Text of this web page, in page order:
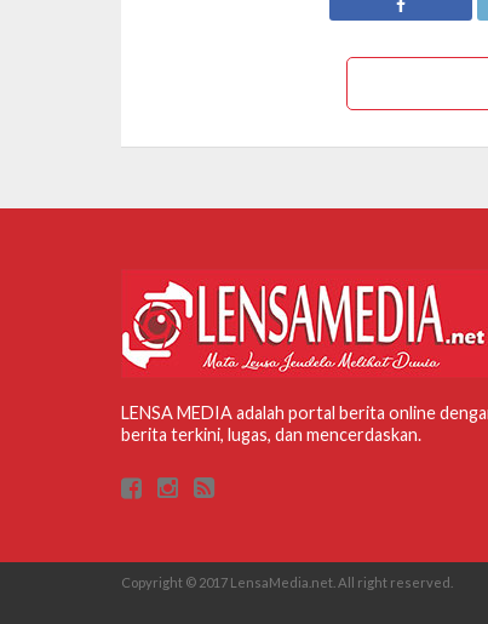
LENSA MEDIA adalah portal berita online
berita terkini, lugas, dan mencerdaskan.
Copyright © 2017 LensaMedia.net. All right reserved.